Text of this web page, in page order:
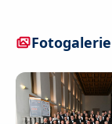
Fotogalerie